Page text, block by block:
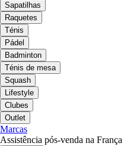
Sapatilhas
Raquetes
Ténis
Pádel
Badminton
Ténis de mesa
Squash
Lifestyle
Clubes
Outlet
Marcas
Assistência pós-venda na França